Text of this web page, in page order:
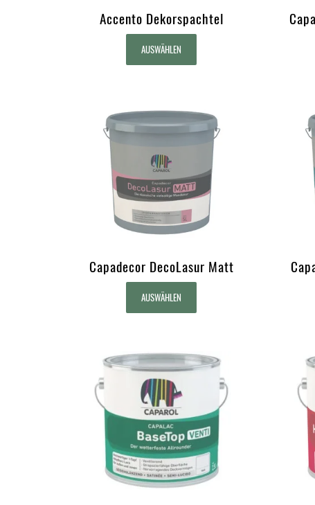
Accento Dekorspachtel
AUSWÄHLEN
Capadecor DecoLasur Matt
AUSWÄHLEN